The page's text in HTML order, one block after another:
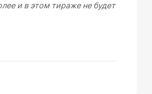
и в этом тираже не будет